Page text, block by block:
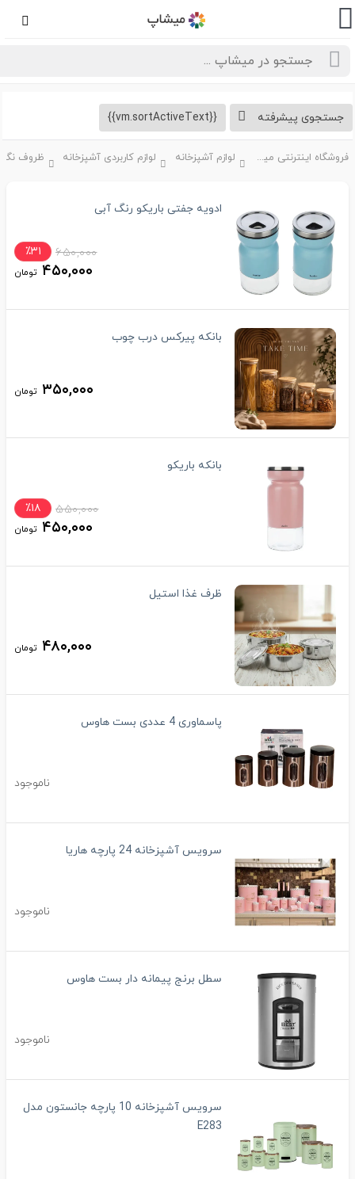
پیشرفته
فروشگاه اینترنتی میشاپ لوازم آشپزخانه لوازم کاربردی آشپزخانه
ادویه جفتی باریکو رنگ آبی
۶۵۰,۰۰۰ ٪۳۱
۴۵۰,۰۰۰ تومان
بانکه پیرکس درب چوب
۳۵۰,۰۰۰ تومان
بانکه باریکو
۵۵۰,۰۰۰ ٪۱۸
۴۵۰,۰۰۰ تومان
ظرف غذا استیل
۴۸۰,۰۰۰ تومان
پاسماوری 4 عددی بست هاوس
ناموجود
سرویس آشپزخانه 24 پارچه هاریا
ناموجود
سطل برنج پیمانه دار بست هاوس
ناموجود
سرویس آشپزخانه 10 پارچه جانستون مدل
E283